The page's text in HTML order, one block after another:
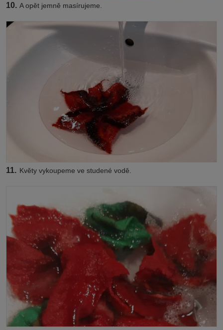
10. A opět jemně masírujeme.
11. Květy vykoupeme ve studené vodě.